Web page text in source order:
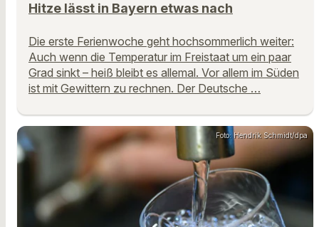
Hitze lässt in Bayern etwas nach
Die erste Ferienwoche geht hochsommerlich weiter:
Auch wenn die Temperatur im Freistaat um ein paar
Grad sinkt – heiß bleibt es allemal. Vor allem im Süden
ist mit Gewittern zu rechnen. Der Deutsche …
Foto: Hendrik Schmidt/dpa